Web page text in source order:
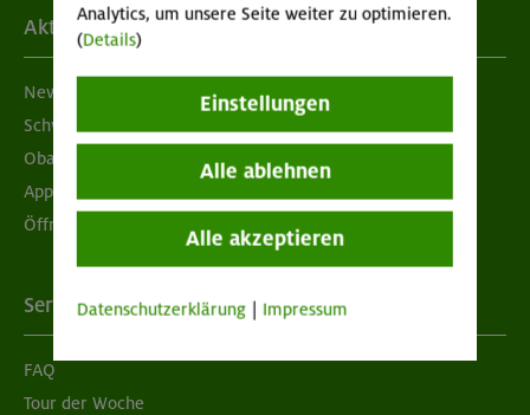
Aktuelles
Newsletter
Schwarzes Brett
Obacht geben!
App "Mein DAV+"
Öffnungszeiten
Services
FAQ
Tour der Woche
Analytics, um unsere Seite weiter zu optimieren.
(Details)
Einstellungen
Alle ablehnen
Alle akzeptieren
Datenschutzerklärung Impressum